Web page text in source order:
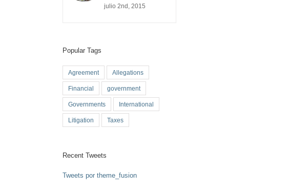
julio 2nd, 2015
Popular Tags
Agreement Allegations
Financial government
Governments International
Litigation Taxes
Recent Tweets
Tweets por theme_fusion